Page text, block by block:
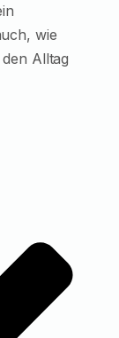
wie
Alltag